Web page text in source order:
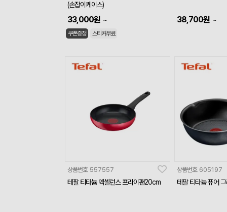
(손잡이케이스)
33,000원 ~
쿠폰증정 스티커무료
38,700원 ~
상품번호 557557
테팔 티타늄 엑셀런스 프라이팬20cm
상품번호 605197
테팔 티타늄 퓨어